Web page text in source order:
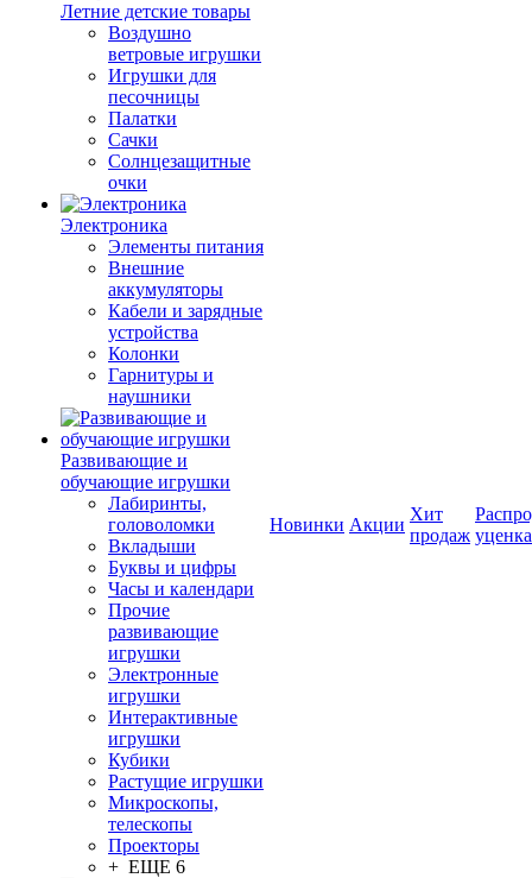
Летние детские товары
Воздушно
ветровые игрушки
Игрушки для
песочницы
Палатки
Сачки
Солнцезащитные
очки
Электроника
Элементы питания
Внешние
аккумуляторы
Кабели и зарядные
устройства
Колонки
Гарнитуры и
наушники
Развивающие и
обучающие игрушки
Лабиринты,
головоломки
Вкладыши
Буквы и цифры
Часы и календари
Прочие
развивающие
игрушки
Электронные
игрушки
Интерактивные
игрушки
Кубики
Растущие игрушки
Микроскопы,
телескопы
Проекторы
+ ЕЩЕ 6
Новинки Акции
Хит
продаж уценка